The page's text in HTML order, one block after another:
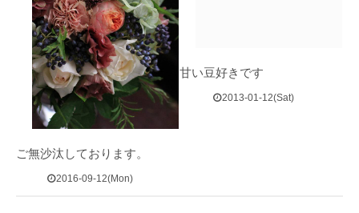
ご無沙汰しております。
2016-09-12(Mon)
甘い豆好きです
2013-01-12(Sat)